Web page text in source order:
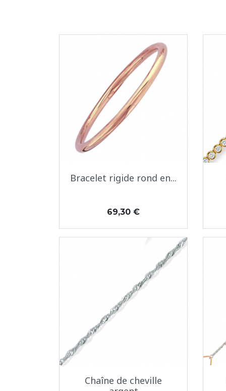
 Aperçu rapide
Bracelet rigide rond en...
Prix
69,30 €
Aperçu rapide
Chaîne de cheville